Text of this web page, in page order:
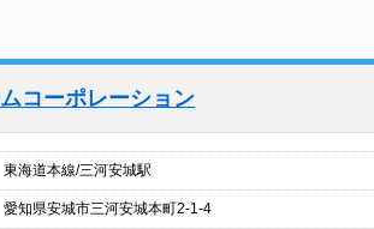
コーポレーション
東海道本線/三河安城駅
愛知県安城市三河安城本町2-1-4